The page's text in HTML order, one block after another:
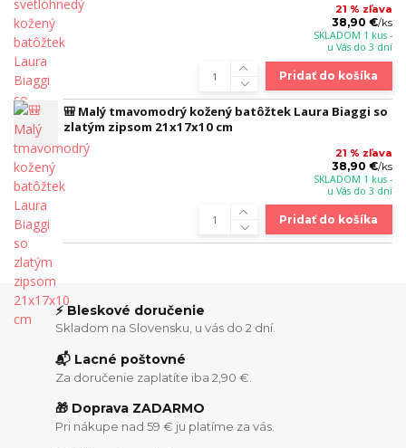
21 % zľava
38,90 €/ks
SKLADOM 1 kus -
u Vás do 3 dní
Pridať do košíka
🎒 Malý tmavomodrý kožený batôžtek Laura Biaggi so
zlatým zipsom 21x17x10 cm
21 % zľava
38,90 €/ks
SKLADOM 1 kus -
u Vás do 3 dní
Pridať do košíka
⚡ Bleskové doručenie
Skladom na Slovensku, u vás do 2 dní.
📬 Lacné poštovné
Za doručenie zaplatíte iba 2,90 €.
🎁 Doprava ZADARMO
Pri nákupe nad 59 € ju platíme za vás.